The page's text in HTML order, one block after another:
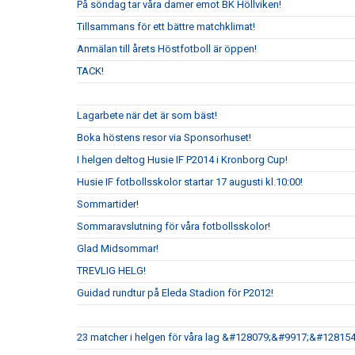
På söndag tar våra damer emot BK Höllviken!
Tillsammans för ett bättre matchklimat!
Anmälan till årets Höstfotboll är öppen!
TACK!
Lagarbete när det är som bäst!
Boka höstens resor via Sponsorhuset!
I helgen deltog Husie IF P2014 i Kronborg Cup!
Husie IF fotbollsskolor startar 17 augusti kl.10:00!
Sommartider!
Sommaravslutning för våra fotbollsskolor!
Glad Midsommar!
TREVLIG HELG!
Guidad rundtur på Eleda Stadion för P2012!
23 matcher i helgen för våra lag